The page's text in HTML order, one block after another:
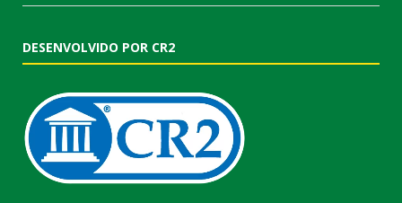
DESENVOLVIDO POR CR2